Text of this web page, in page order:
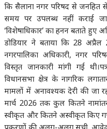
कि सैलाना नगर परिषद से जनहित
समय पर उपलब्ध नहीं कराई जा
‘विशेषाधिकार’ का हनन बताते हुए
डोडियार ने बताया कि 28
नगरपालिका अधिकारी, नगर
विस्तृत जानकारी मांगी गई
विधानसभा क्षेत्र के नागरिक
मामलों में अनावश्यक देरी की जा
मार्च 2026 तक कुल कितने
स्वीकृत और कितने अस्वीकृत किए